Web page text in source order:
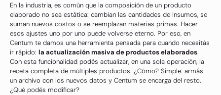
En la industria, es común que la composición de un producto
elaborado no sea estática: cambian las cantidades de insumos, se
suman nuevos costos o se reemplazan materias primas. Hacer
esos ajustes uno por uno puede volverse eterno. Por eso, en
Centum te damos una herramienta pensada para cuando necesitás
ir rápido: la actualización masiva de productos elaborados.
Con esta funcionalidad podés actualizar, en una sola operación, la
receta completa de múltiples productos. ¿Cómo? Simple: armás
un archivo con los nuevos datos y Centum se encarga del resto.
¿Qué podés modificar?